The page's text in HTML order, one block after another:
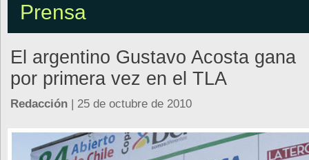
Prensa
El argentino Gustavo Acosta gana
por primera vez en el TLA
Redacción | 25 de octubre de 2010